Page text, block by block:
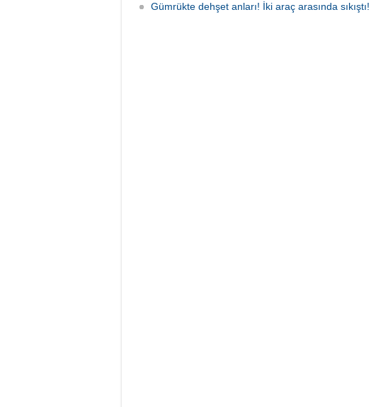
Gümrükte dehşet anları! İki araç arasında sıkıştı!